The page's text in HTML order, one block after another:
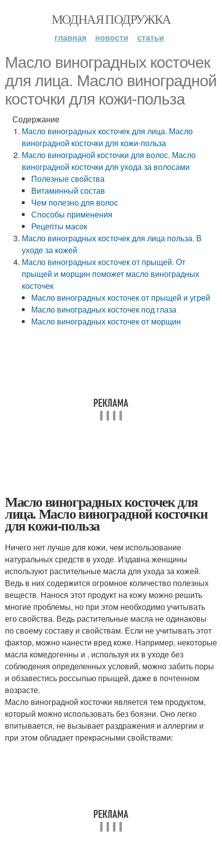
МОДНАЯ ПОДРУЖКА
главная новости статьи
Масло виноградных косточек
для лица. Масло виноградной
косточки для кожи-польза
Содержание
Масло виноградных косточек для лица. Масло
виноградной косточки для кожи-польза
Масло виноградной косточки для волос. Масло
виноградной косточки для ухода за волосами
Полезные свойства
Витаминный состав
Чем полезно для волос
Способы применения
Рецепты масок
Масло виноградных косточек для лица польза. В
уходе за кожей
Масло виноградных косточек от прыщей. От
прыщей и морщин поможет масло виноградных
косточек
Масло виноградных косточек от прыщей и угрей
Масло виноградных косточек под глаза
Масло виноградных косточек от морщин
Масло виноградных косточек для
лица. Масло виноградной косточки
для кожи-польза
Ничего нет лучше для кожи, чем использование
натуральных средств в уходе. Издавна женщины
используют растительные масла для ухода за кожей.
Ведь в них содержится огромное количество полезных
веществ. Нанося этот продукт на кожу можно решить
многие проблемы, но при этом необходимо учитывать
его свойства. Ведь растительные масла не одинаковы
по своему составу и свойствам. Если не учитывать этот
фактор, можно нанести вред коже. Например, некоторые
масла комедогенны и , используя их в уходе без
соблюдения определенных условий, можно забить поры
и обзавестись россыпью прыщей, даже в почтенном
возрасте.
Масло виноградной косточки является тем продуктом,
который можно использовать без боязни. Оно легко
впитывается, не вызывает раздражения и аллергии и
при этом обладает прекрасными свойствами: